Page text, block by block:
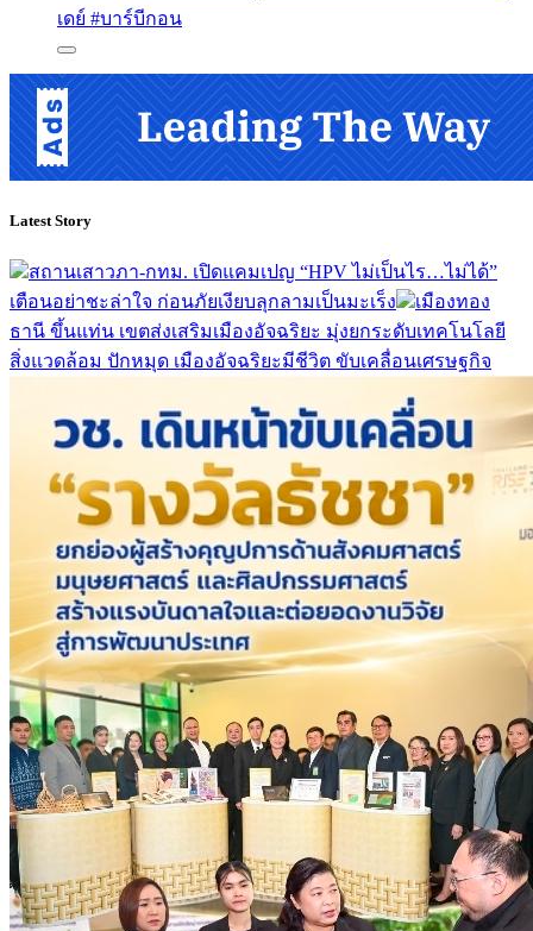
เดย์ #บาร์บีกอน
Latest Story
สถานเสาวภา-กทม. เปิดแคมเปญ “HPV ไม่เป็นไร…ไม่ได้”
เตือนอย่าชะล่าใจ ก่อนภัยเงียบลุกลามเป็นมะเร็ง
เมืองทอง
ธานี ขึ้นแท่น เขตส่งเสริมเมืองอัจฉริยะ มุ่งยกระดับเทคโนโลยี
สิ่งแวดล้อม ปักหมุด เมืองอัจฉริยะมีชีวิต ขับเคลื่อนเศรษฐกิจ